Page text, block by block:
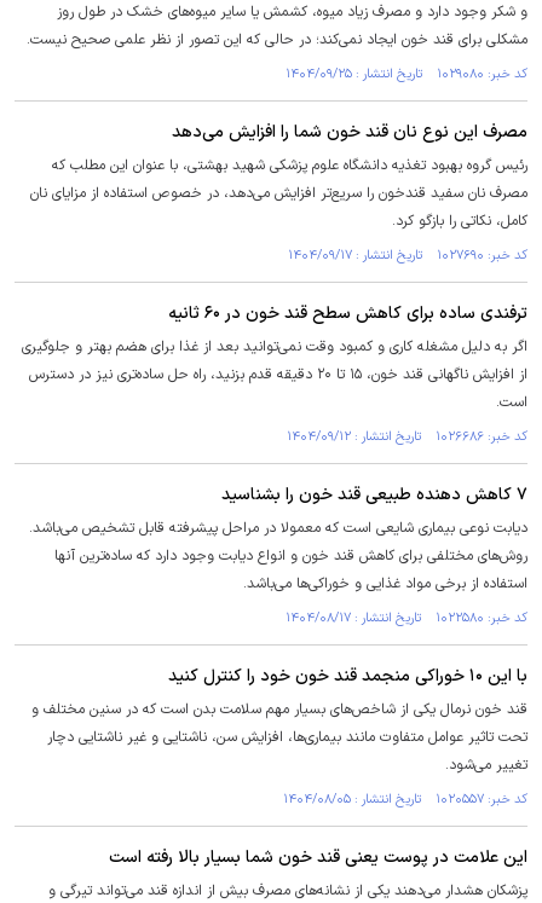
و شکر وجود دارد و مصرف زیاد میوه، کشمش یا سایر میوه‌های خشک در طول روز
مشکلی برای قند خون ایجاد نمی‌کند؛ در حالی که این تصور از نظر علمی صحیح نیست.
کد خبر: ۱۰۲۹۰۸۰ تاریخ انتشار : ۱۴۰۴/۰۹/۲۵
مصرف این نوع نان قند خون شما را افزایش می‌دهد
رئیس گروه بهبود تغذیه دانشگاه علوم پزشکی شهید بهشتی، با عنوان این مطلب که
مصرف نان سفید قندخون را سریع‌تر افزایش می‌دهد، در خصوص استفاده از مزایای نان
کامل، نکاتی را بازگو کرد.
کد خبر: ۱۰۲۷۶۹۰ تاریخ انتشار : ۱۴۰۴/۰۹/۱۷
ترفندی ساده برای کاهش سطح قند خون در ۶۰ ثانیه
اگر به دلیل مشغله کاری و کمبود وقت نمی‌توانید بعد از غذا برای هضم بهتر و جلوگیری
از افزایش ناگهانی قند خون، ۱۵ تا ۲۰ دقیقه قدم بزنید، راه حل ساده‌تری نیز در دسترس
است.
کد خبر: ۱۰۲۶۶۸۶ تاریخ انتشار : ۱۴۰۴/۰۹/۱۲
۷ کاهش دهنده طبیعی قند خون را بشناسید
دیابت نوعی بیماری شایعی است که معمولا در مراحل پیشرفته قابل تشخیص می‌باشد.
روش‌های مختلفی برای کاهش قند خون و انواع دیابت وجود دارد که ساده‌ترین آنها
استفاده از برخی مواد غذایی و خوراکی‌ها می‌باشد.
کد خبر: ۱۰۲۲۵۸۰ تاریخ انتشار : ۱۴۰۴/۰۸/۱۷
با این ۱۰ خوراکی منجمد قند خون خود را کنترل کنید
قند خون نرمال یکی از شاخص‌های بسیار مهم سلامت بدن است که در سنین مختلف و
تحت تاثیر عوامل متفاوت مانند بیماری‌ها، افزایش سن، ناشتایی و غیر ناشتایی دچار
تغییر می‌شود.
کد خبر: ۱۰۲۰۵۵۷ تاریخ انتشار : ۱۴۰۴/۰۸/۰۵
این علامت در پوست یعنی قند خون شما بسیار بالا رفته است
پزشکان هشدار می‌دهند یکی از نشانه‌های مصرف بیش از اندازه قند می‌تواند تیرگی و